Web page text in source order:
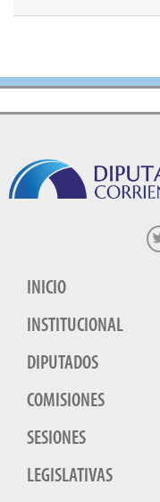
INICIO
INSTITUCIONAL
DIPUTADOS
COMISIONES
SESIONES
LEGISLATIVAS